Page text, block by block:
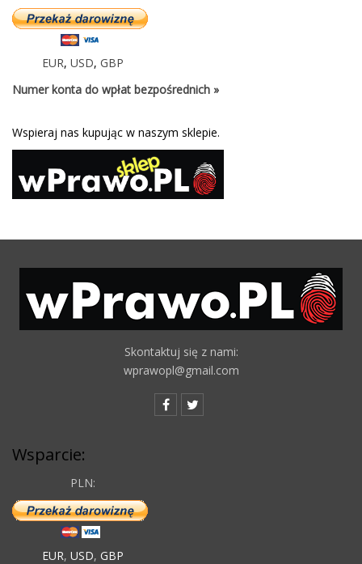
EUR, USD, GBP
Numer konta do wpłat bezpośrednich »
Wspieraj nas kupując w naszym sklepie.
Skontaktuj się z nami:
wprawopl@gmail.com
Wsparcie:
PLN:
EUR, USD, GBP